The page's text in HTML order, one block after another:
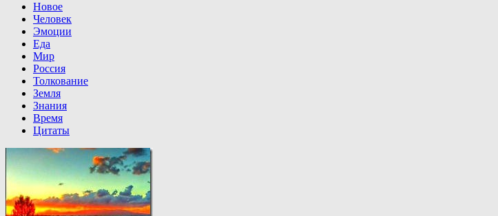
Новое
Человек
Эмоции
Еда
Мир
Россия
Толкование
Земля
Знания
Время
Цитаты